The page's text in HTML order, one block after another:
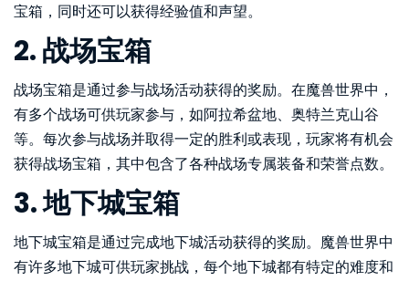
宝箱，同时还可以获得经验值和声望。
2. 战场宝箱
战场宝箱是通过参与战场活动获得的奖励。在魔兽世界中，
有多个战场可供玩家参与，如阿拉希盆地、奥特兰克山谷
等。每次参与战场并取得一定的胜利或表现，玩家将有机会
获得战场宝箱，其中包含了各种战场专属装备和荣誉点数。
3. 地下城宝箱
地下城宝箱是通过完成地下城活动获得的奖励。魔兽世界中
有许多地下城可供玩家挑战，每个地下城都有特定的难度和